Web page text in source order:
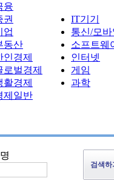
융
권
업
동산
인경제
로벌경제
활경제
제일반
IT기기
통신/모
소프트웨
인터넷
게임
과학